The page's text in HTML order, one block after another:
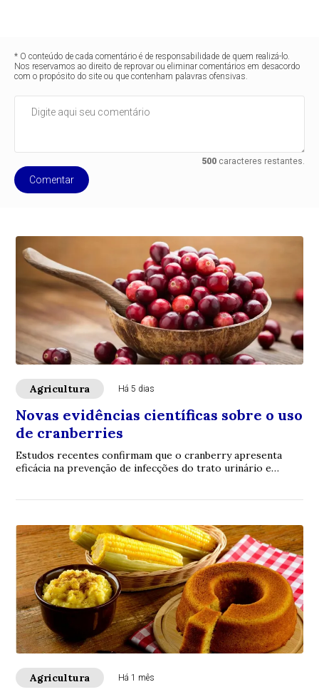
* O conteúdo de cada comentário é de responsabilidade de quem realizá-lo.
Nos reservamos ao direito de reprovar ou eliminar comentários em desacordo
com o propósito do site ou que contenham palavras ofensivas.
500caracteres restantes.
Comentar
Agricultura Há 5 dias
Novas evidências científicas sobre o uso
de cranberries
Estudos recentes confirmam que o cranberry apresenta
eficácia na prevenção de infecções do trato urinário e
Agricultura Há 1 mês